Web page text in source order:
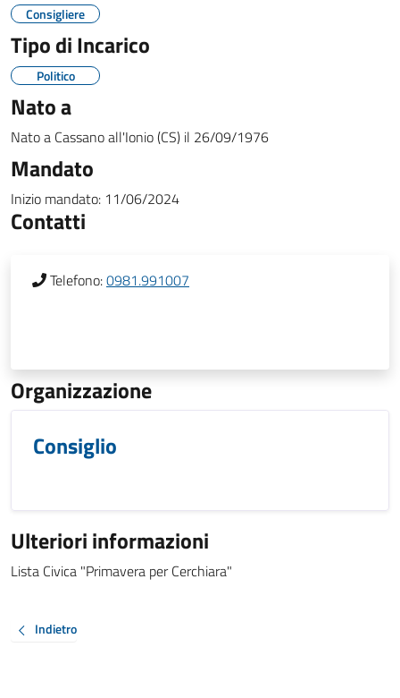
Consigliere
Tipo di Incarico
Politico
Nato a
Nato a Cassano all'Ionio (CS) il 26/09/1976
Mandato
Inizio mandato: 11/06/2024
Contatti
Telefono:0981.991007
Organizzazione
Consiglio
Ulteriori informazioni
Lista Civica "Primavera per Cerchiara"
Indietro